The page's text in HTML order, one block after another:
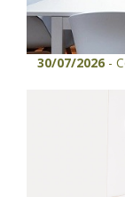
30/07/2026 -